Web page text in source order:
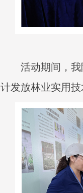
活动期间，
计发放林业实用技